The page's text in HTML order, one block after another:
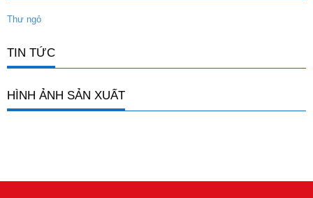
Thư ngỏ
TIN TỨC
HÌNH ẢNH SẢN XUẤT